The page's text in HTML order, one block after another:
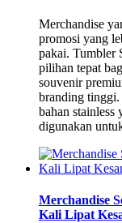
Merchandise
promosi yang
pakai. Tumbler
pilihan tepat
souvenir
branding tinggi.
bahan stainless
digunakan
Merchandise
Kali Lipat